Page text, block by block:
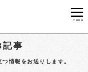
menu
記事
情報をお送りします。